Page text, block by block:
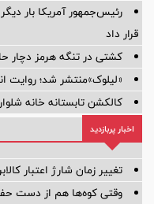
رئیس‌جمهور آمریکا بار
قرار داد
کشتی در تنگه هرمز دچار
«لیلوک»منتشر شد؛ روایت
کالکشن تابستانه خانه
اخبار پربازدید
تغییر زمان شارژ اعتبار
وقتی کوه‌ها هم از دست